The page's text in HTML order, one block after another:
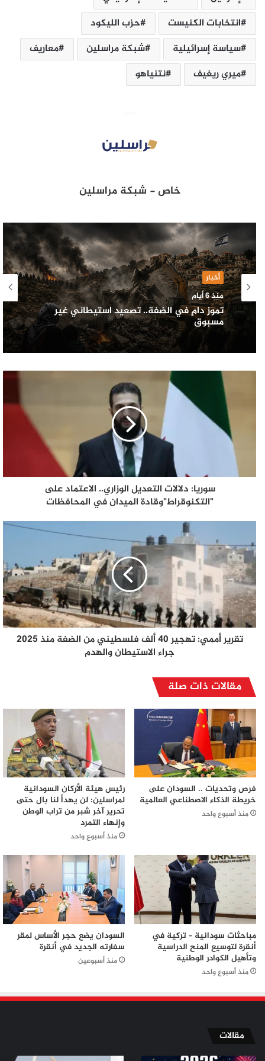
انتخابات الكنيست
حزب الليكود
سياسة ‏إسرائيلية
شبكة مراسلين‎
معاريف
ميري ريغيف
نتنياهو
خاص - شبكة مراسلين
أخبار
منذ 6 أيام
تموز دامٍ في الضفة.. تصعيد استيطاني غير
مسبوق
سوريا: دلالات التعديل الوزاري.. الاعتماد على
"التكنوقراط"وقادة الميدان في المحافظات
تقرير أممي: تهجير 40 ألف فلسطيني من الضفة منذ 2025
جراء الاستيطان والهدم
مقالات ذات صلة
فرص وتحديات .. السودان على
خريطة الذكاء الاصطناعي العالمية
منذ أسبوع واحد
رئيس هيئة الأركان السودانية
لمراسلين: لن يهدأ لنا بال حتى
تحرير آخر شبر من تراب الوطن
وإنهاء التمرد
منذ أسبوع واحد
مباحثات سودانية – تركية في
أنقرة لتوسيع المنح الدراسية
وتأهيل الكوادر الوطنية
منذ أسبوع واحد
السودان يضع حجر الأساس لمقر
سفارته الجديد في أنقرة
منذ أسبوعين
مقالات